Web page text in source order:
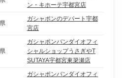
ン・キホーテ宇都宮店
ガシャポンのデパート宇都
宮店
ガシャポンバンダイオフィ
シャルショップうさぎやT
SUTAYA宇都宮東簗瀬店
ガシャポンバンダイオフィ